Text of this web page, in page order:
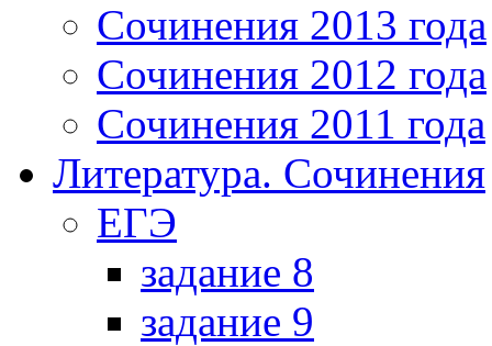
Сочинения 2013 года
Сочинения 2012 года
Сочинения 2011 года
Литература. Сочинения
ЕГЭ
задание 8
задание 9